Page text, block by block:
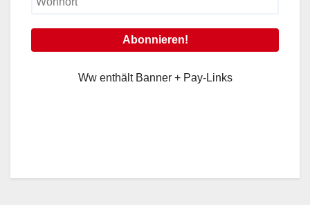
Ww enthält Banner + Pay-Links